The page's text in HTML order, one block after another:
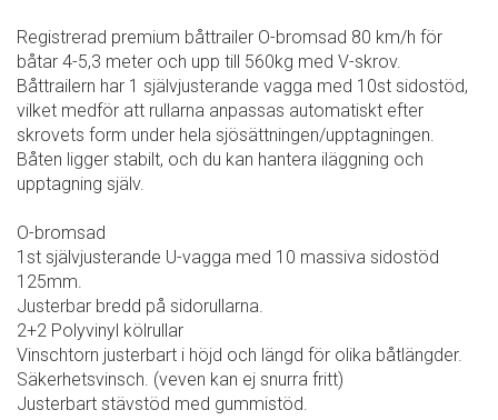
Registrerad premium båttrailer O-bromsad 80 km/h för
båtar 4-5,3 meter och upp till 560kg med V-skrov.
Båttrailern har 1 självjusterande vagga med 10st sidostöd,
vilket medför att rullarna anpassas automatiskt efter
skrovets form under hela sjösättningen/upptagningen.
Båten ligger stabilt, och du kan hantera iläggning och
upptagning själv.
O-bromsad
1st självjusterande U-vagga med 10 massiva sidostöd
125mm.
Justerbar bredd på sidorullarna.
2+2 Polyvinyl kölrullar
Vinschtorn justerbart i höjd och längd för olika båtlängder.
Säkerhetsvinsch. (veven kan ej snurra fritt)
Justerbart stävstöd med gummistöd.